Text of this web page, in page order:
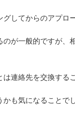
グしてからのアプロ
のが一般的ですが、
連絡先を交換する
かも気になる ことで